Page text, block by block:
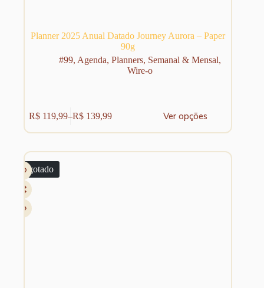
Planner 2025 Anual Datado Journey Aurora – Paper
90g
#99, Agenda, Planners, Semanal & Mensal,
Wire-o
R$ 119,99–R$ 139,99
Faixa
de
R$ 119,99
Ver opções
produto
tem
variantes.
As
opções
podem
ser
escolhidas
Esgotado